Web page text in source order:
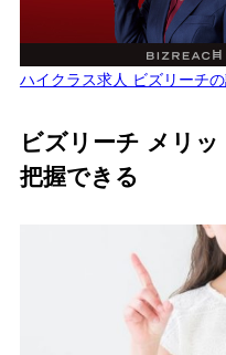
ハイクラス求人 ビズリーチの
ビズリーチ メリ
把握できる